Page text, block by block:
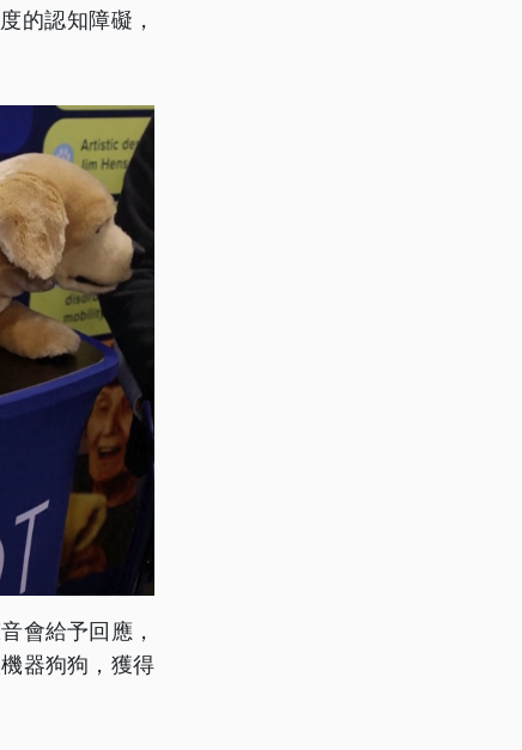
的認知障礙，
會給予回應，
器狗狗，獲得